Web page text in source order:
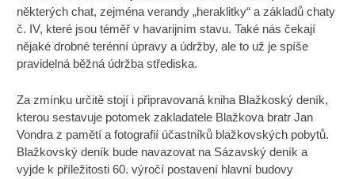
některých chat, zejména verandy „heraklitky“ a základů chaty
č. IV, které jsou téměř v havarijním stavu. Také nás čekají
nějaké drobné terénní úpravy a údržby, ale to už je spíše
pravidelná běžná údržba střediska.
Za zmínku určitě stojí i připravovaná kniha Blažkoský deník,
kterou sestavuje potomek zakladatele Blažkova bratr Jan
Vondra z pamětí a fotografií účastníků blažkovských pobytů.
Blažkovský deník bude navazovat na Sázavský deník a
vyjde k příležitosti 60. výročí postavení hlavní budovy